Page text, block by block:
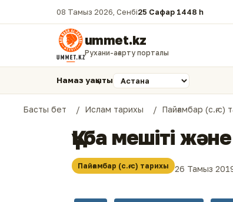
08 Тамыз 2026, Сенбі25 Сафар 1448 һ.
ummet.kz
Рухани-ағарту порталы
Намаз уақыты
Басты бет Ислам тарихы Пайғамбар (с.ғ.с)
Құба мешіті
Пайғамбар (с.ғ.с) тарихы 26 Тамыз